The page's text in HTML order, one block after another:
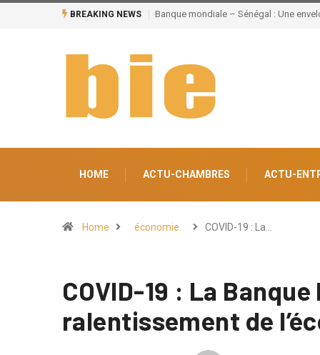
BREAKING NEWS
220 milliards pour divers secteursGrand Magal de Touba : Près de 630
HOME ACTU-CHAMBRES ACTU-
Home économie COVID-19 : La…
COVID-19 : La
ralentissement de